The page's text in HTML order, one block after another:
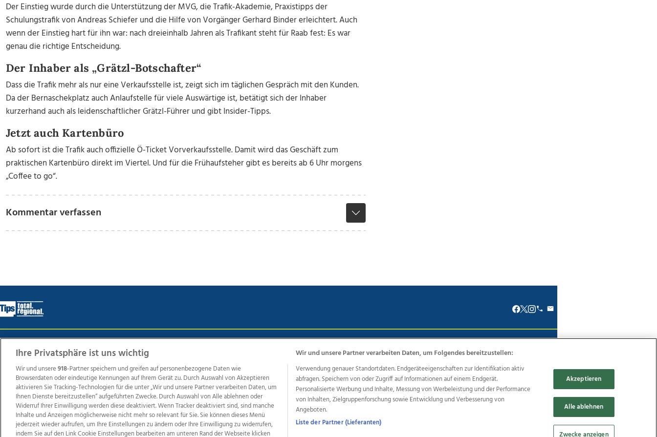
Der Einstieg wurde durch die Unterstützung der MVG, die Trafik-Akademie, Praxistipps der
Schulungstrafik von Andreas Schiefer und die Hilfe von Vorgänger Gerhard Binder erleichtert. Auch
wenn der Einstieg hart für ihn war: nach dreieinhalb Jahren als Trafikant steht für Raab fest: Es war
genau die richtige Entscheidung.
Der Inhaber als „Grätzl-Botschafter“
Dass die Trafik mehr als nur eine Verkaufsstelle ist, zeigt sich im täglichen Gespräch mit den Kunden.
Da der Bernaschekplatz auch Anlaufstelle für viele Auswärtige ist, betätigt sich der Inhaber
kurzerhand auch als leidenschaftlicher Grätzl-Führer und gibt Insider-Tipps.
Jetzt auch Kartenbüro
Ab sofort ist die Trafik auch offizielle Ö-Ticket Vorverkaufsstelle. Damit wird das Geschäft zum
praktischen Kartenbüro direkt im Viertel. Und für die Frühaufsteher gibt es bereits ab 6 Uhr morgens
„Coffee to go“.
Kommentar verfassen
Wir über uns Mediadaten Kontakt AGB Anzeigekunden AGB Website Ehrenkodex Politische Werbung
Weitere Angebote des Medienhauses Wimmer
TV1 di-mog-i.at OÖNow Ischler Woche Life Radio OÖNachrichten OÖN Immobilien OÖN Karriere OÖN Reise
Promenaden Galerien
Regionaljobs
wasistlos.at wirtrauern.at
Ihre Privatsphäre ist uns wichtig
Wir und unsere918-Partner speichern und greifen auf personenbezogene Daten wie
Browserdaten oder eindeutige Kennungen auf Ihrem Gerät zu. Durch Auswahl von Akzeptieren
aktivieren Sie Tracking-Technologien für die unter „Wir und unsere Partner verarbeiten Daten, um
Ihnen Dienste bereitzustellen“ aufgeführten Zwecke. Durch Auswahl von Alle ablehnen oder
Widerruf Ihrer Einwilligung werden diese deaktiviert. Wenn Tracker deaktiviert sind, sind manche
Inhalte und Anzeigen möglicherweise nicht mehr so relevant für Sie. Sie können dieses Menü
jederzeit wieder aufrufen, um Ihre Einstellungen zu ändern oder Ihre Einwilligung zu widerrufen,
indem Sie auf den Link Cookie Einstellungen bearbeiten am unteren Rand der Webseite klicken
Wir und unsere Partner verarbeiten Daten, um Folgendes bereitzustellen:
Verwendung genauer Standortdaten. Endgeräteeigenschaften zur Identifikation aktiv
abfragen. Speichern von oder Zugriff auf Informationen auf einem Endgerät.
Personalisierte Werbung und Inhalte, Messung von Werbeleistung und der Performance
von Inhalten, Zielgruppenforschung sowie Entwicklung und Verbesserung von
Angeboten.
Liste der Partner (Lieferanten)
Akzeptieren
Alle ablehnen
Zwecke anzeigen